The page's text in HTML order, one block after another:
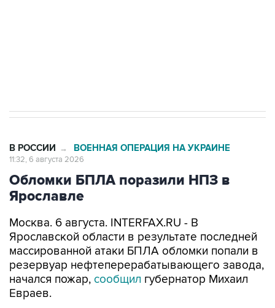
В РОССИИ → ВОЕННАЯ ОПЕРАЦИЯ НА УКРАИНЕ
11:32, 6 августа 2026
Обломки БПЛА поразили НПЗ в
Ярославле
Москва. 6 августа. INTERFAX.RU - В
Ярославской области в результате последней
массированной атаки БПЛА обломки попали в
резервуар нефтеперерабатывающего завода,
начался пожар, сообщил губернатор Михаил
Евраев.